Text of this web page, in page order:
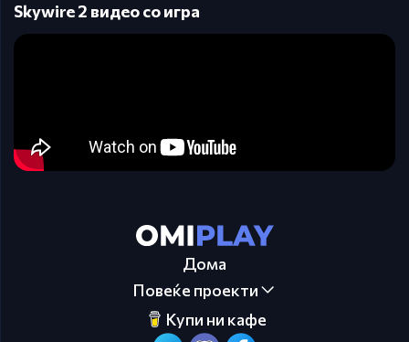
Skywire 2 видео со игра
Дома
Повеќе проекти
Купи ни кафе